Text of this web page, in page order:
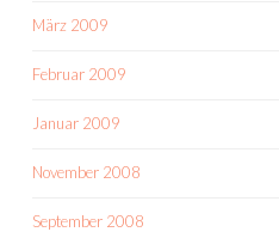
März 2009
Februar 2009
Januar 2009
November 2008
September 2008